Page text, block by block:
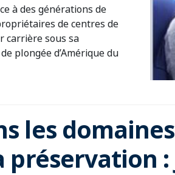
à des générations de
de centres de
carrière sous sa
plongée d’Amérique du
les